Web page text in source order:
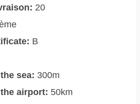
20
B
sea: 300m
airport: 50km